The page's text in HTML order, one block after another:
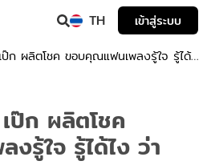
TH
เข้าสู่ระบบ
ป๊ก ผลิตโชค ขอบคุณแฟนเพลงรู้ใจ รู้ได้
ป๊ก ผลิตโชค
รู้ใจ รู้ได้ไง ว่า